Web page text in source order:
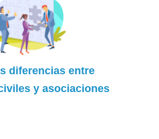
diferencias entre
y asociaciones